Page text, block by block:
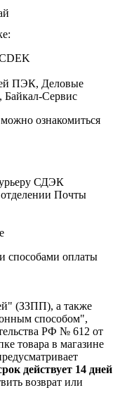
ПЭК, Деловые
Сервис
ознакомиться
СДЭК
Почты
способами оплаты
(ЗЗПП), а также
способом",
РФ № 612 от
товара в магазине
действует 14 дней
возврат или